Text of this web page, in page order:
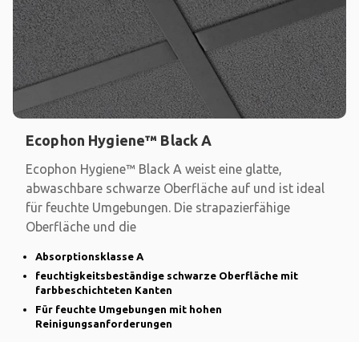
Ecophon Hygiene™ Black A
Ecophon Hygiene™ Black A weist eine glatte,
abwaschbare schwarze Oberfläche auf und ist ideal
für feuchte Umgebungen. Die strapazierfähige
Oberfläche und die
Absorptionsklasse A
feuchtigkeitsbeständige schwarze Oberfläche mit
farbbeschichteten Kanten
Für feuchte Umgebungen mit hohen
Reinigungsanforderungen